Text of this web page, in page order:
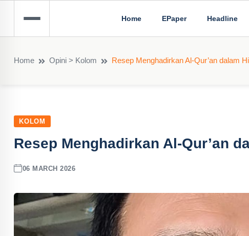
Home EPaper Headline
Home Opini > Kolom Resep Menghadirkan Al-Qur’an dalam
KOLOM
Resep Menghadirkan Al-Qur’an
06 MARCH 2026